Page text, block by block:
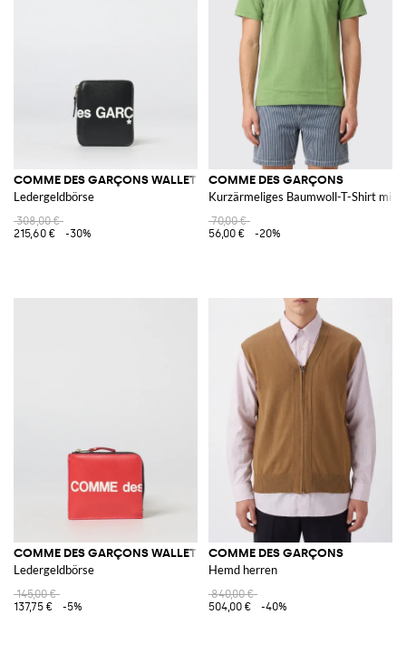
COMME DES GARÇONS WALLET
Ledergeldbörse
308,00 €
215,60 €
-30%
COMME DES GARÇONS
Kurzärmeliges Baumwoll-T-Shirt mit
70,00 €
56,00 €
-20%
COMME DES GARÇONS WALLET
Ledergeldbörse
145,00 €
137,75 €
-5%
COMME DES GARÇONS
Hemd herren
840,00 €
504,00 €
-40%